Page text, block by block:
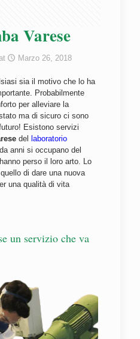
Varese
Marzo 26, 2018
sia il motivo che lo ha
Probabilmente
per alleviare la
ma di sicuro ci sono
Esistono servizi
del
laboratorio
anni si occupano del
perso il loro arto. Lo
di dare una nuova
una qualità di vita
un servizio che va